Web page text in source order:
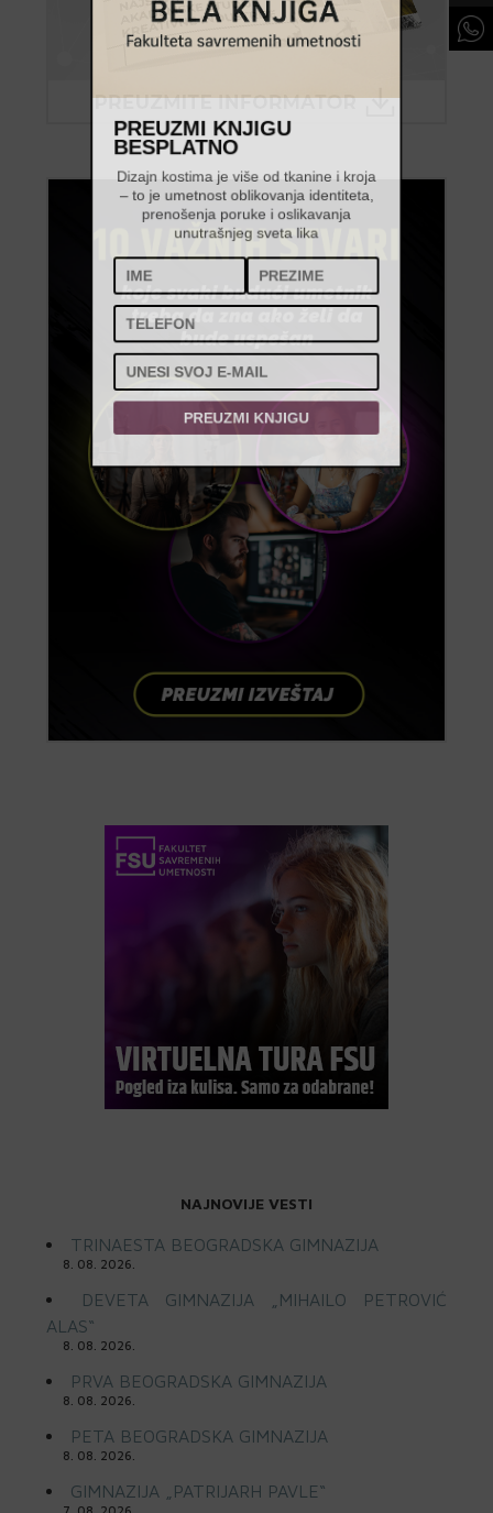
NAJNOVIJE VESTI
TRINAESTA BEOGRADSKA GIMNAZIJA
8. 08. 2026.
DEVETA GIMNAZIJA „MIHAILO PETROVIĆ
ALAS“
8. 08. 2026.
PRVA BEOGRADSKA GIMNAZIJA
8. 08. 2026.
PETA BEOGRADSKA GIMNAZIJA
8. 08. 2026.
GIMNAZIJA „PATRIJARH PAVLE“
7. 08. 2026.
PREUZMI KNJIGU
BESPLATNO
Dizajn kostima je više od tkanine i kroja
– to je umetnost oblikovanja identiteta,
prenošenja poruke i oslikavanja
unutrašnjeg sveta lika
PREUZMI KNJIGU